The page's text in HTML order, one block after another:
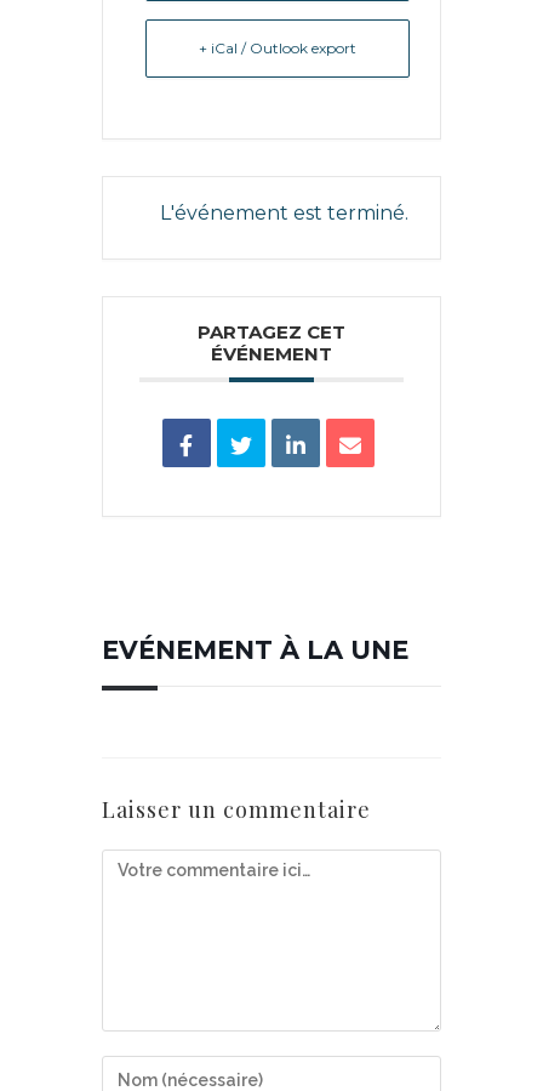
+ iCal / Outlook export
L'événement est terminé.
PARTAGEZ CET
ÉVÉNEMENT
EVÉNEMENT À LA UNE
Laisser un commentaire